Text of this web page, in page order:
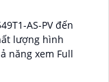
AS-PV đến
lượng hình